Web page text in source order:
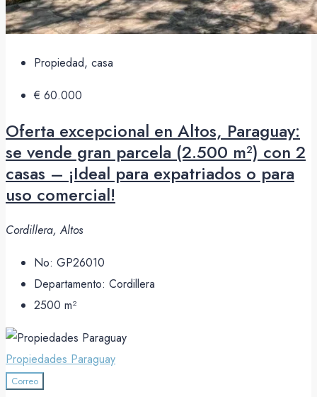
Propiedad, casa
€ 60.000
Oferta excepcional en Altos, Paraguay:
se vende gran parcela (2.500 m²) con 2
casas – ¡Ideal para expatriados o para
uso comercial!
Cordillera, Altos
No: GP26010
Departamento: Cordillera
2500 m²
Propiedades Paraguay
Correo